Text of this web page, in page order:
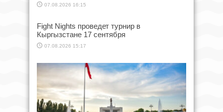
07.08.2026 16:15
Fight Nights проведет турнир в
Кыргызстане 17 сентября
07.08.2026 15:17